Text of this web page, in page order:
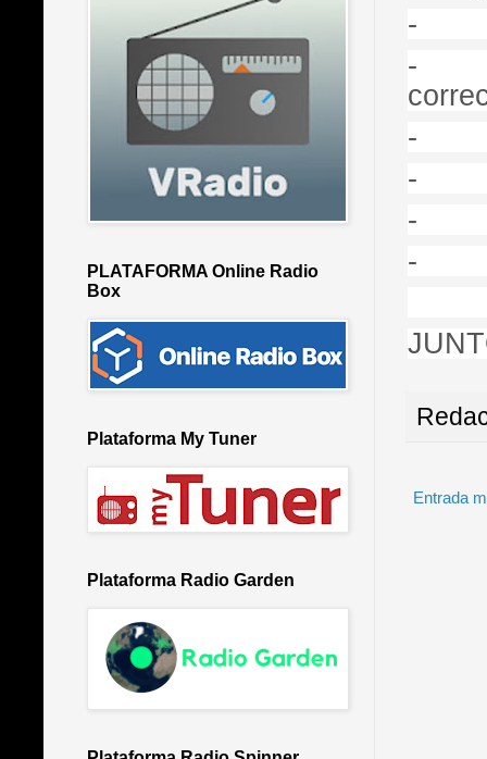
Entrada
PLATAFORMA Online Radio
Box
Plataforma My Tuner
Plataforma Radio Garden